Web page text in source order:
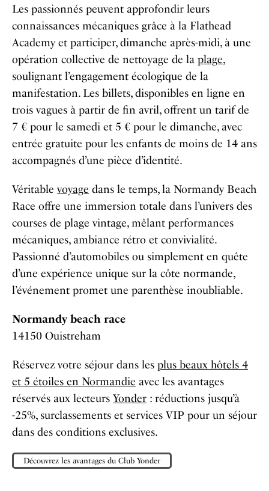
Les passionnés peuvent approfondir leurs
connaissances mécaniques grâce à la Flathead
Academy et participer, dimanche après-midi, à une
opération collective de nettoyage de la plage,
soulignant l’engagement écologique de la
manifestation. Les billets, disponibles en ligne en
trois vagues à partir de fin avril, offrent un tarif de
7 € pour le samedi et 5 € pour le dimanche, avec
entrée gratuite pour les enfants de moins de 14 ans
accompagnés d’une pièce d’identité.
Véritablevoyage dans le temps, la Normandy Beach
Race offre une immersion totale dans l’univers des
courses de plage vintage, mêlant performances
mécaniques, ambiance rétro et convivialité.
Passionné d’automobiles ou simplement en quête
d’une expérience unique sur la côte normande,
l’événement promet une parenthèse inoubliable.
Normandy beach race
14150 Ouistreham
Réservez votre séjour dans les plus beaux hôtels 4
et 5 étoiles en Normandie avec les avantages
réservés aux lecteurs Yonder : réductions jusqu’à
-25%, surclassements et services VIP pour un séjour
dans des conditions exclusives.
Découvrez les avantages du Club Yonder